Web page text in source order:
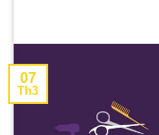
07
Th3